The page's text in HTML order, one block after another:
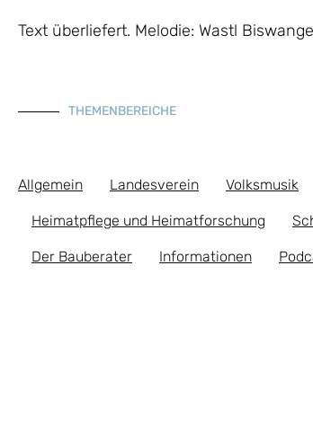
Text überliefert. Melodie: Wastl
THEMENBEREICHE
Allgemein Landesverein Volksmusik
Heimatpflege und Heimatforschung
Der Bauberater Informationen